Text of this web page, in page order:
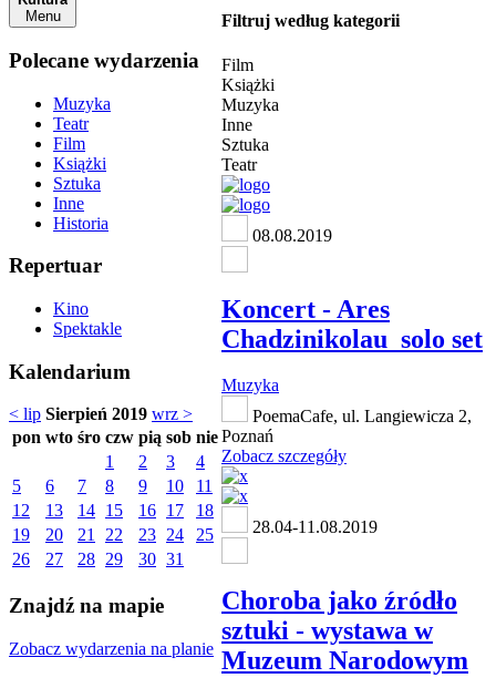
Menu
Polecane wydarzenia
Muzyka
Teatr
Film
Książki
Sztuka
Inne
Historia
Repertuar
Kino
Spektakle
Kalendarium
< lip Sierpień 2019 wrz >
pon wto śro czw pią sob nie
1
2 3
4
5
6 7 8 9 10
11
12
13 14 15 16 17
18
19
20 21 22 23 24
25
26
27 28 29 30 31
Znajdź na mapie
Zobacz wydarzenia na planie
Filtruj według kategorii
Film
Książki
Muzyka
Inne
Sztuka
Teatr
08.08.2019
Koncert - Ares
Chadzinikolau_solo set
Muzyka
PoemaCafe, ul. Langiewicza 2,
Poznań
Zobacz szczegóły
28.04-11.08.2019
Choroba jako źródło
sztuki - wystawa w
Muzeum Narodowym